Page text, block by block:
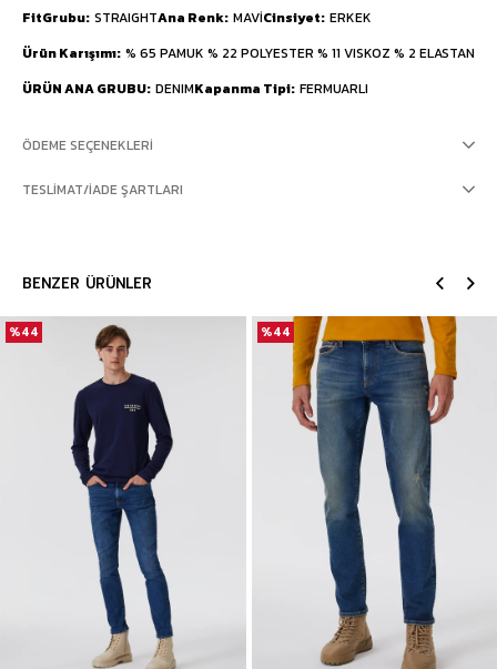
FitGrubu STRAIGHTAna Renk MAVİCinsiyet ERKEK
Ürün Karışımı % 65 PAMUK % 22 POLYESTER % 11 VISKOZ % 2 ELASTAN
ÜRÜN ANA GRUBU DENIMKapanma Tipi FERMUARLI
ÖDEME SEÇENEKLERI
TESLIMAT/İADE ŞARTLARI
BENZER ÜRÜNLER
%44 %44